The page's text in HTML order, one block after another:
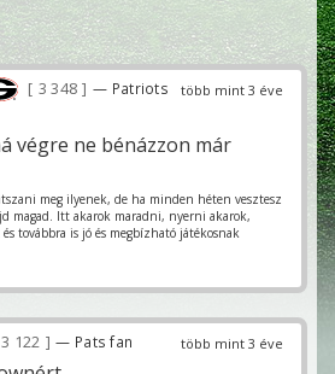
több mint 3 éve
3 348
— Patriots
végre ne bénázzon már
meg ilyenek, de ha minden héten vesztesz
magad. Itt akarok maradni, nyerni akarok,
továbbra is jó és megbízható játékosnak
több mint 3 éve
3 122 — Pats fan